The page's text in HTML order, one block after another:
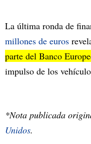
La última ronda de
millones de euros
parte del Banco
impulso de los
*Nota publicada
Unidos.